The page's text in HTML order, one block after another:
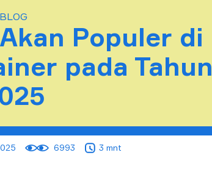
BLOG
Populer di
pada Tahun
6993 3 mnt